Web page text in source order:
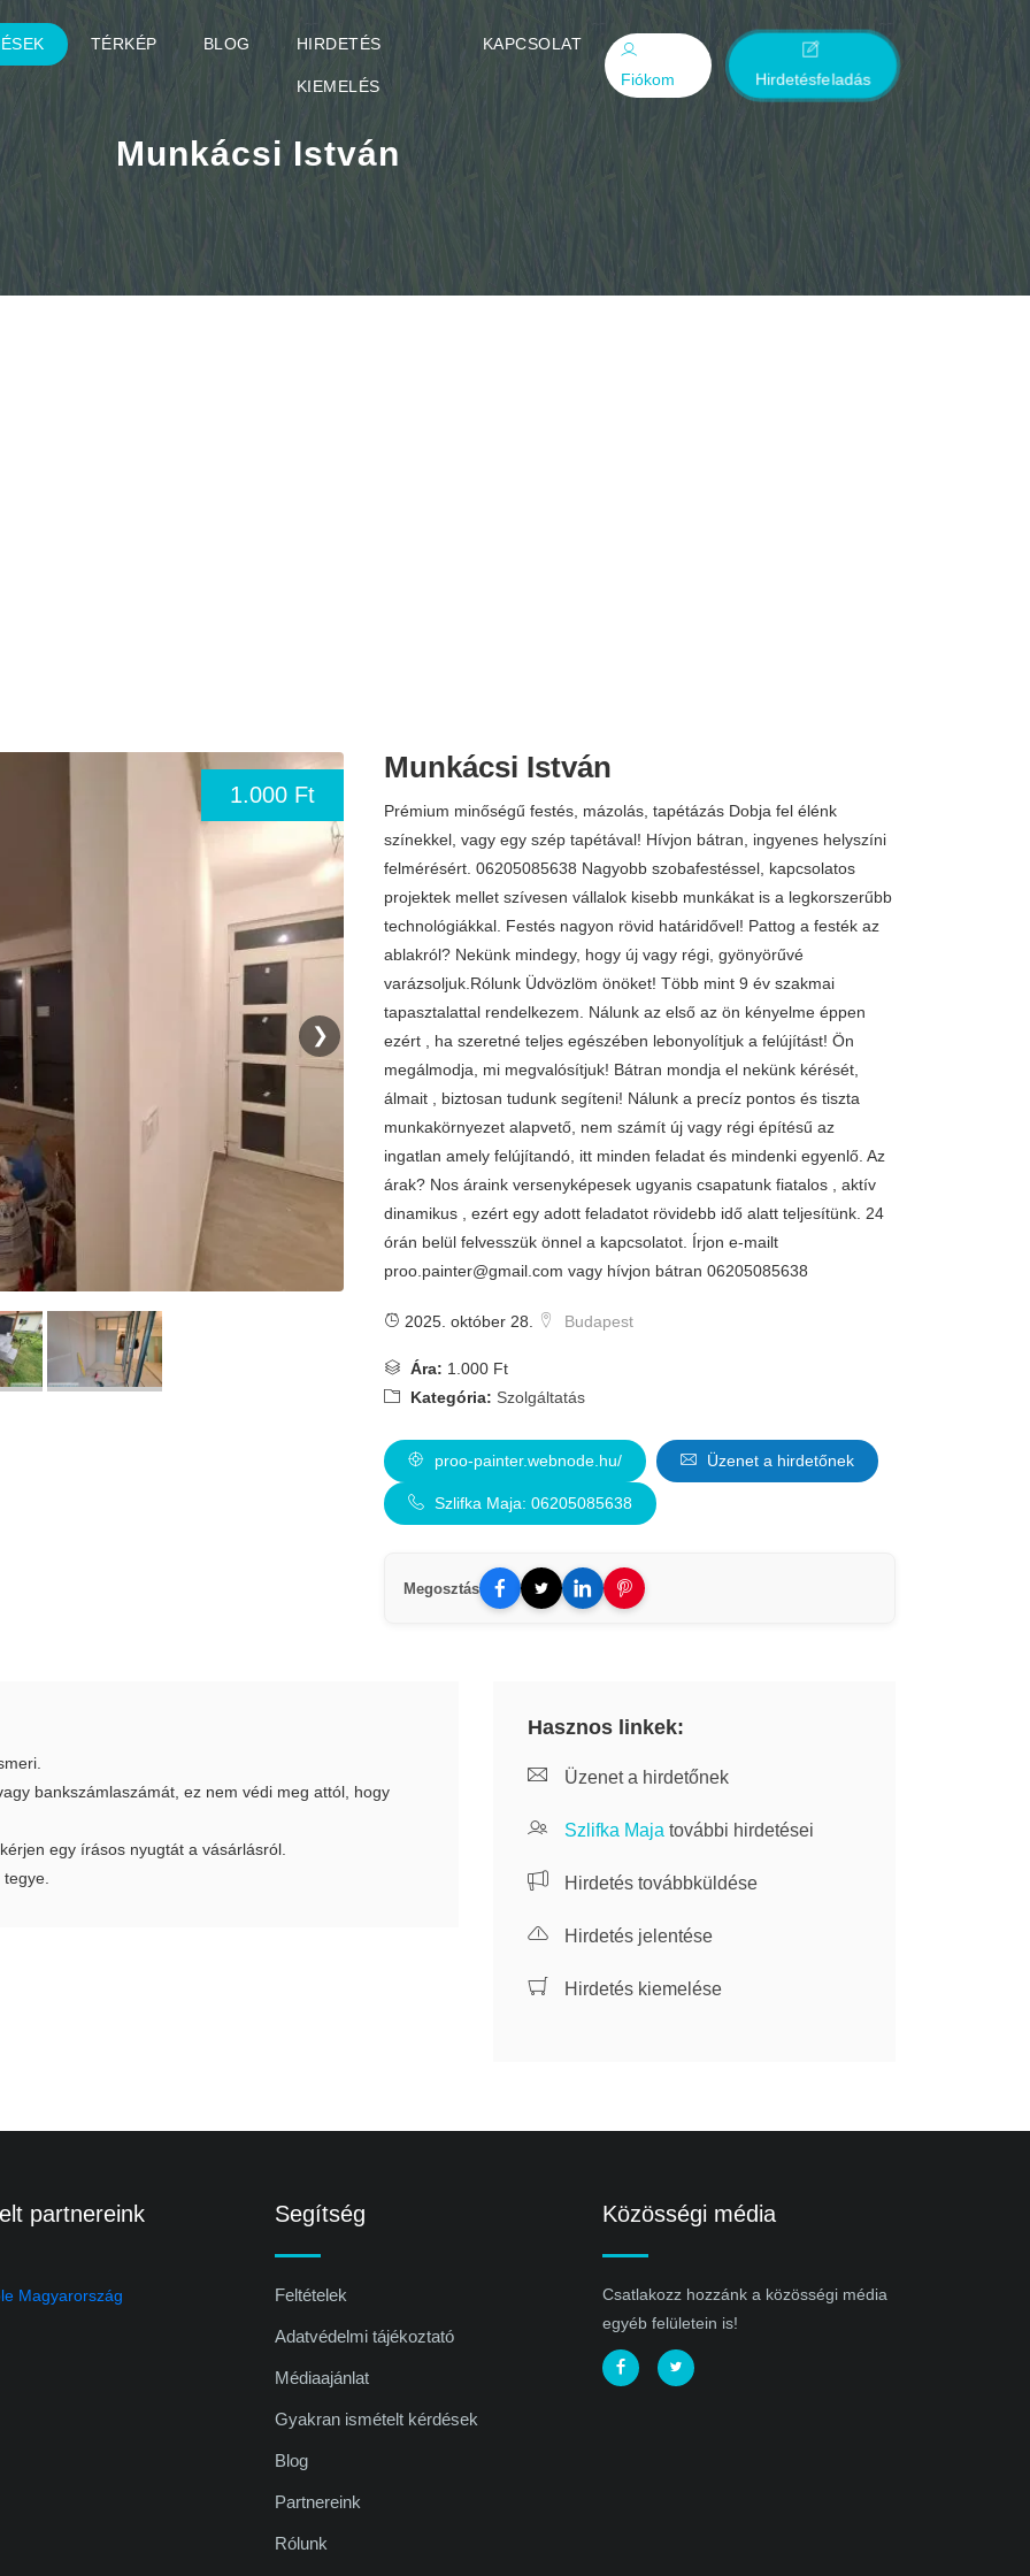
TÉRKÉP BLOG HIRDETÉS
KIEMELÉS
KAPCSOLAT
Fiókom
Hirdetésfeladás
Munkácsi István
1.000 Ft
❯
Munkácsi István
Prémium minőségű festés, mázolás, tapétázás Dobja fel élénk
színekkel, vagy egy szép tapétával! Hívjon bátran, ingyenes helyszíni
felmérésért. 06205085638 Nagyobb szobafestéssel, kapcsolatos
projektek mellet szívesen vállalok kisebb munkákat is a legkorszerűbb
technológiákkal. Festés nagyon rövid határidővel! Pattog a festék az
ablakról? Nekünk mindegy, hogy új vagy régi, gyönyörűvé
varázsoljuk.Rólunk Üdvözlöm önöket! Több mint 9 év szakmai
tapasztalattal rendelkezem. Nálunk az első az ön kényelme éppen
ezért , ha szeretné teljes egészében lebonyolítjuk a felújítást! Ön
megálmodja, mi megvalósítjuk! Bátran mondja el nekünk kérését,
álmait , biztosan tudunk segíteni! Nálunk a precíz pontos és tiszta
munkakörnyezet alapvető, nem számít új vagy régi építésű az
ingatlan amely felújítandó, itt minden feladat és mindenki egyenlő. Az
árak? Nos áraink versenyképesek ugyanis csapatunk fiatalos , aktív
dinamikus , ezért egy adott feladatot rövidebb idő alatt teljesítünk. 24
órán belül felvesszük önnel a kapcsolatot. Írjon e-mailt
proo.painter@gmail.com vagy hívjon bátran 06205085638
2025. október 28. Budapest
Ára: 1.000 Ft
Kategória: Szolgáltatás
proo-painter.webnode.hu/ Üzenet a hirdetőnek
Szlifka Maja: 06205085638
Megosztás
bankszámlaszámát, ez nem védi meg attól, hogy
egy írásos nyugtát a vásárlásról.
Hasznos linkek:
Üzenet a hirdetőnek
Szlifka Maja további hirdetései
Hirdetés továbbküldése
Hirdetés jelentése
Hirdetés kiemelése
partnereink Segítség
Feltételek
Adatvédelmi tájékoztató
Médiaajánlat
Gyakran ismételt kérdések
Blog
Partnereink
Rólunk
Közösségi média
Csatlakozz hozzánk a közösségi média
egyéb felületein is!